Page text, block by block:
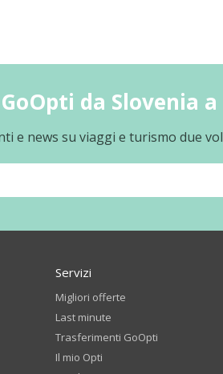
da Slovenia a
e news su viaggi e turismo due
Servizi
Migliori offerte
Last minute
Trasferimenti GoOpti
Il mio Opti